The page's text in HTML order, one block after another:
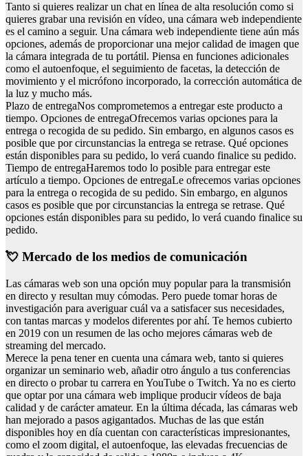
Tanto si quieres realizar un chat en línea de alta resolución como si
quieres grabar una revisión en vídeo, una cámara web independiente
es el camino a seguir. Una cámara web independiente tiene aún más
opciones, además de proporcionar una mejor calidad de imagen que
la cámara integrada de tu portátil. Piensa en funciones adicionales
como el autoenfoque, el seguimiento de facetas, la detección de
movimiento y el micrófono incorporado, la corrección automática de
la luz y mucho más.
Plazo de entregaNos comprometemos a entregar este producto a
tiempo. Opciones de entregaOfrecemos varias opciones para la
entrega o recogida de su pedido. Sin embargo, en algunos casos es
posible que por circunstancias la entrega se retrase. Qué opciones
están disponibles para su pedido, lo verá cuando finalice su pedido.
Tiempo de entregaHaremos todo lo posible para entregar este
artículo a tiempo. Opciones de entregaLe ofrecemos varias opciones
para la entrega o recogida de su pedido. Sin embargo, en algunos
casos es posible que por circunstancias la entrega se retrase. Qué
opciones están disponibles para su pedido, lo verá cuando finalice su
pedido.
💘 Mercado de los medios de comunicación
Las cámaras web son una opción muy popular para la transmisión
en directo y resultan muy cómodas. Pero puede tomar horas de
investigación para averiguar cuál va a satisfacer sus necesidades,
con tantas marcas y modelos diferentes por ahí. Te hemos cubierto
en 2019 con un resumen de las ocho mejores cámaras web de
streaming del mercado.
Merece la pena tener en cuenta una cámara web, tanto si quieres
organizar un seminario web, añadir otro ángulo a tus conferencias
en directo o probar tu carrera en YouTube o Twitch. Ya no es cierto
que optar por una cámara web implique producir vídeos de baja
calidad y de carácter amateur. En la última década, las cámaras web
han mejorado a pasos agigantados. Muchas de las que están
disponibles hoy en día cuentan con características impresionantes,
como el zoom digital, el autoenfoque, las elevadas frecuencias de